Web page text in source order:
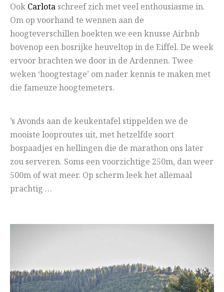
Ook Carlota schreef zich met veel enthousiasme in.
Om op voorhand te wennen aan de
hoogteverschillen boekten we een knusse Airbnb
bovenop een bosrijke heuveltop in de Eiffel. De week
ervoor brachten we door in de Ardennen. Twee
weken ‘hoogtestage’ om nader kennis te maken met
die fameuze hoogtemeters.
’s Avonds aan de keukentafel stippelden we de
mooiste looproutes uit, met hetzelfde soort
bospaadjes en hellingen die de marathon ons later
zou serveren. Soms een voorzichtige 250m, dan weer
500m of wat meer. Op scherm leek het allemaal
prachtig …